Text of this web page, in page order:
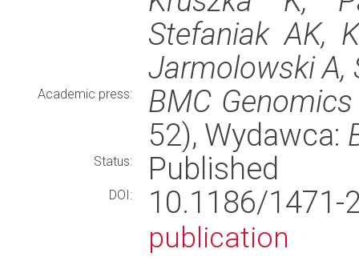
Stefaniak AK,
Jarmolowski A,
Academic press: BMC Genomics
52), Wydawca:
Status: Published
DOI: 10.1186/
publication